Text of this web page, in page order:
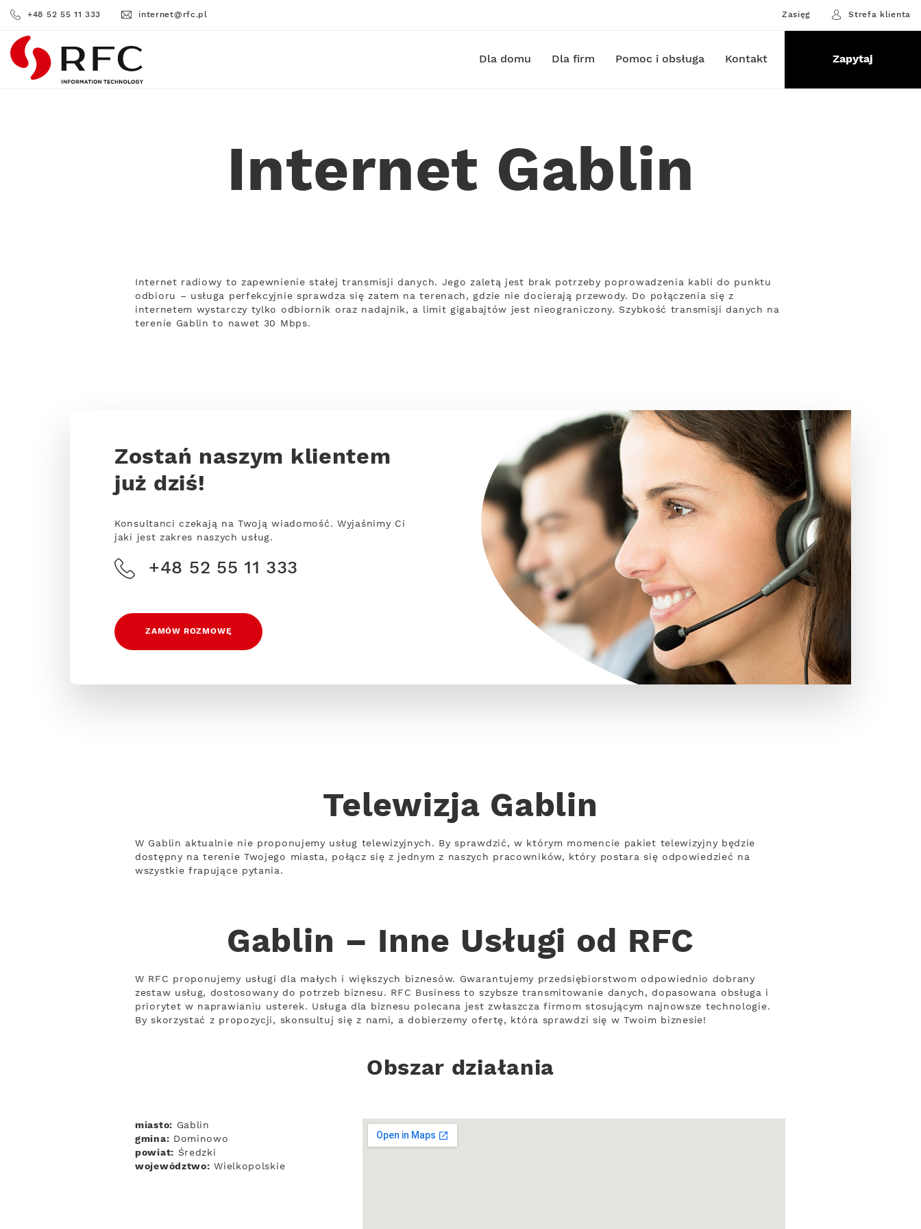
+48 52 55 11 333 internet@rfc.pl Zasięg Strefa klienta
RFC Dla domu Dla firm Pomoc i obsługa Kontakt Zapytaj
Internet Gablin
Internet radiowy to zapewnienie stałej transmisji danych. Jego zaletą jest brak potrzeby poprowadzenia kabli do punktu
odbioru – usługa perfekcyjnie sprawdza się zatem na terenach, gdzie nie docierają przewody. Do połączenia się z
internetem wystarczy tylko odbiornik oraz nadajnik, a limit gigabajtów jest nieograniczony. Szybkość transmisji danych na
terenie Gablin to nawet 30 Mbps.
Zostań naszym klientem
już dziś!
Konsultanci czekają na Twoją wiadomość. Wyjaśnimy Ci
jaki jest zakres naszych usług.
+48 52 55 11 333
ZAMÓW ROZMOWĘ
Telewizja Gablin
W Gablin aktualnie nie proponujemy usług telewizyjnych. By sprawdzić, w którym momencie pakiet telewizyjny będzie
dostępny na terenie Twojego miasta, połącz się z jednym z naszych pracowników, który postara się odpowiedzieć na
wszystkie frapujące pytania.
Gablin – Inne Usługi od RFC
W RFC proponujemy usługi dla małych i większych biznesów. Gwarantujemy przedsiębiorstwom odpowiednio dobrany
zestaw usług, dostosowany do potrzeb biznesu. RFC Business to szybsze transmitowanie danych, dopasowana obsługa i
priorytet w naprawianiu usterek. Usługa dla biznesu polecana jest zwłaszcza firmom stosującym najnowsze technologie.
By skorzystać z propozycji, skonsultuj się z nami, a dobierzemy ofertę, która sprawdzi się w Twoim biznesie!
Obszar działania
miasto: Gablin
gmina: Dominowo
powiat: Średzki
województwo: Wielkopolskie